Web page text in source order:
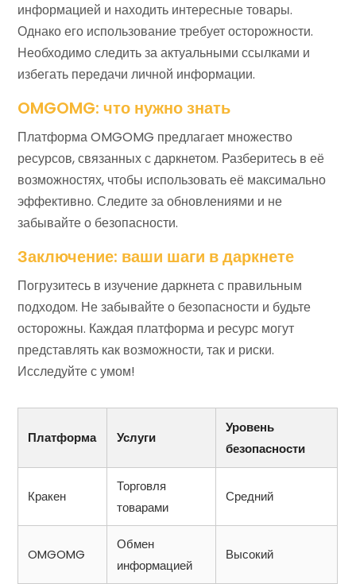
информацией и находить интересные товары.
Однако его использование требует осторожности.
Необходимо следить за актуальными ссылками и
избегать передачи личной информации.
OMGOMG: что нужно знать
Платформа OMGOMG предлагает множество
ресурсов, связанных с даркнетом. Разберитесь в её
возможностях, чтобы использовать её максимально
эффективно. Следите за обновлениями и не
забывайте о безопасности.
Заключение: ваши шаги в даркнете
Погрузитесь в изучение даркнета с правильным
подходом. Не забывайте о безопасности и будьте
осторожны. Каждая платформа и ресурс могут
представлять как возможности, так и риски.
Исследуйте с умом!
Платформа Услуги
Уровень
безопасности
Кракен
Торговля
товарами
Средний
OMGOMG
Обмен
информацией
Высокий